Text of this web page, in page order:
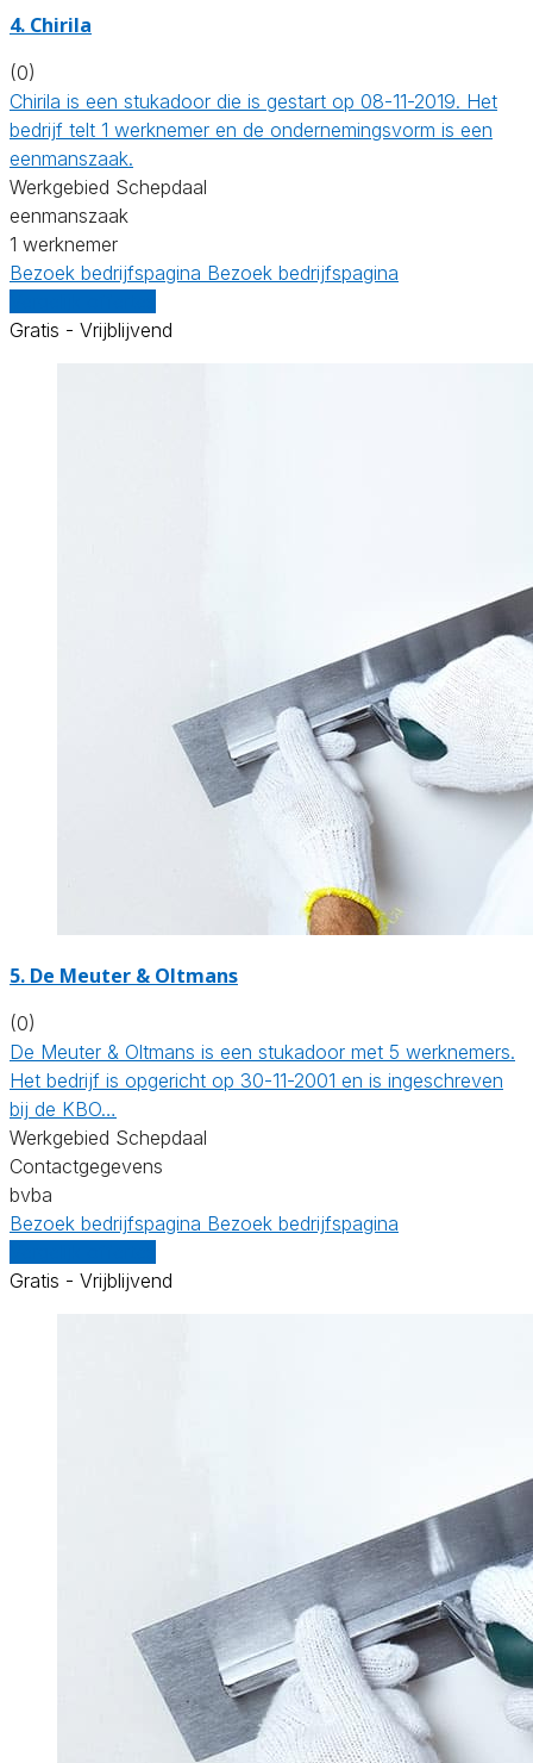
4. Chirila
(0)
Chirila is een stukadoor die is gestart op 08-11-2019. Het
bedrijf telt 1 werknemer en de ondernemingsvorm is een
eenmanszaak.
Werkgebied Schepdaal
eenmanszaak
1 werknemer
Bezoek bedrijfspagina Bezoek bedrijfspagina
Gratis - Vrijblijvend
5. De Meuter & Oltmans
(0)
De Meuter & Oltmans is een stukadoor met 5 werknemers.
Het bedrijf is opgericht op 30-11-2001 en is ingeschreven
bij de KBO…
Werkgebied Schepdaal
Contactgegevens
bvba
Bezoek bedrijfspagina Bezoek bedrijfspagina
Gratis - Vrijblijvend